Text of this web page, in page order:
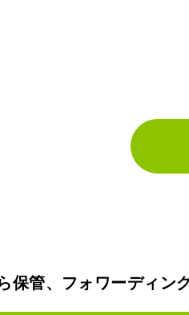
保管、フォワーディン